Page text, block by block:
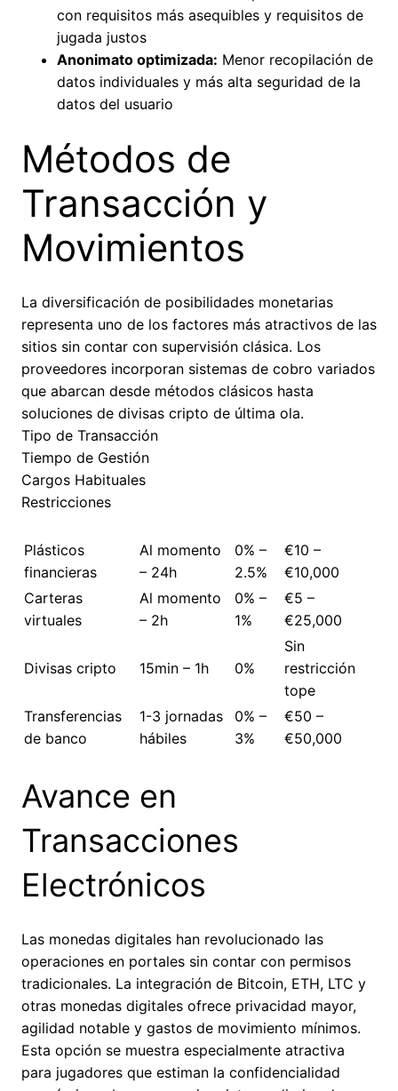
con requisitos más asequibles y requisitos de
jugada justos
Anonimato optimizada: Menor recopilación de
datos individuales y más alta seguridad de la
datos del usuario
Métodos de
Transacción y
Movimientos
La diversificación de posibilidades monetarias
representa uno de los factores más atractivos de las
sitios sin contar con supervisión clásica. Los
proveedores incorporan sistemas de cobro variados
que abarcan desde métodos clásicos hasta
soluciones de divisas cripto de última ola.
Tipo de Transacción
Tiempo de Gestión
Cargos Habituales
Restricciones
Plásticos
financieras
Al momento
– 24h
0% –
2.5%
€10 –
€10,000
Carteras
virtuales
Al momento
– 2h
0% –
1%
€5 –
€25,000
Divisas cripto 15min – 1h 0%
Sin
restricción
tope
Transferencias
de banco
1-3 jornadas
hábiles
0% –
3%
€50 –
€50,000
Avance en
Transacciones
Electrónicos
Las monedas digitales han revolucionado las
operaciones en portales sin contar con permisos
tradicionales. La integración de Bitcoin, ETH, LTC y
otras monedas digitales ofrece privacidad mayor,
agilidad notable y gastos de movimiento mínimos.
Esta opción se muestra especialmente atractiva
para jugadores que estiman la confidencialidad